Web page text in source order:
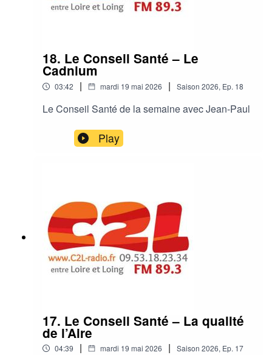
18. Le Conseil Santé – Le
Cadnium
03:42 | mardi 19 mai 2026 | Saison 2026, Ep. 18
Le Conseil Santé de la semaine avec Jean-Paul
Play
17. Le Conseil Santé – La qualité
de l’Aire
04:39 | mardi 19 mai 2026 | Saison 2026, Ep. 17